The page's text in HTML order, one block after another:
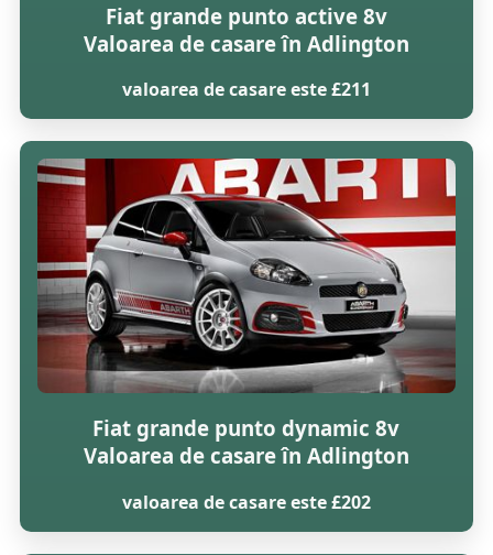
Fiat grande punto active 8v
Valoarea de casare în Adlington
valoarea de casare este £211
Fiat grande punto dynamic 8v
Valoarea de casare în Adlington
valoarea de casare este £202